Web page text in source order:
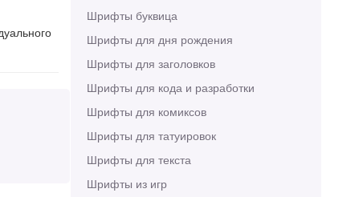
Шрифты буквица
Шрифты для дня рождения
Шрифты для заголовков
Шрифты для кода и разработки
Шрифты для комиксов
Шрифты для татуировок
Шрифты для текста
Шрифты из игр